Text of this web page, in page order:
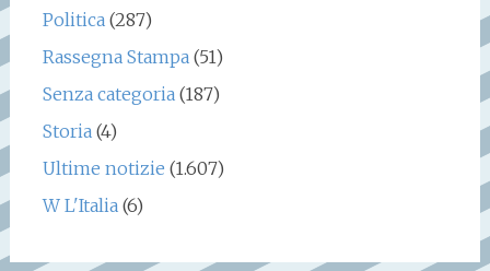
Politica (287)
Rassegna Stampa (51)
Senza categoria (187)
Storia (4)
Ultime notizie (1.607)
W L'Italia (6)